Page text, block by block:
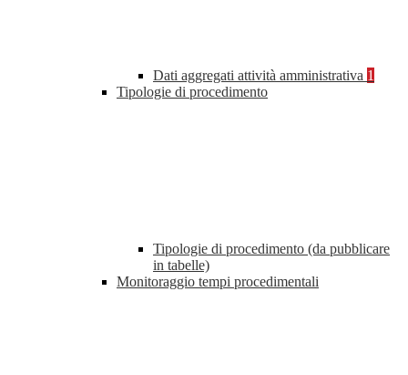
Dati aggregati attività amministrativa 1
Tipologie di procedimento
Tipologie di procedimento (da pubblicare
in tabelle)
Monitoraggio tempi procedimentali